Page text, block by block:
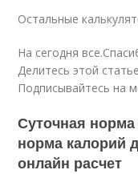
Остальные
На сегодня
Делитесь этой
Подписывайтесь на
Суточная
норма калорий
онлайн расчет